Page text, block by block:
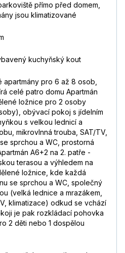
přímo před domem,
jsou klimatizované
kuchyňský kout
pro 6 až 8 osob,
celé patro domu Apartmán
ložnice pro 2 osoby
obývací pokoj s jídelním
s velkou lednicí a
mikrovlnná trouba, SAT/TV,
sprchou a WC, prostorná
A6+2 na 2. patře -
terasou a výhledem na
ložnice, kde každá
se sprchou a WC, společný
(velká lednice a mrazákem,
klimatizace) odkud se vchází
je pak rozkládací pohovka
2 děti nebo 1 dospělou